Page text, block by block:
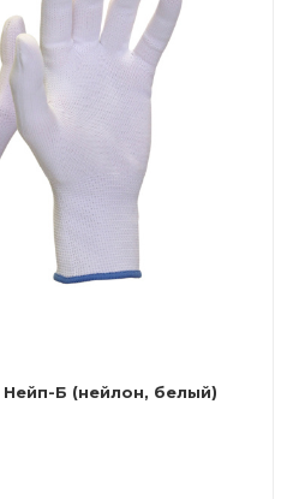
Б (нейлон, белый)